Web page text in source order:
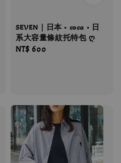
SEVEN｜日本 • coca • 日
系大容量條紋托特包 ღ
Regular
NT$ 600